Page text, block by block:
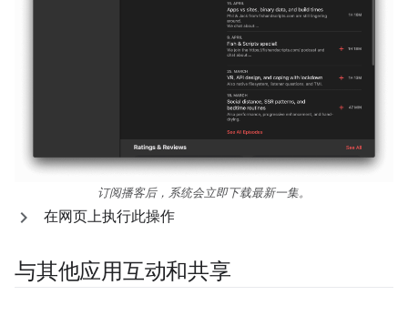
订阅播客后，系统会立即下载最新一集。
在网页上执行此操作
与其他应用互动和共享